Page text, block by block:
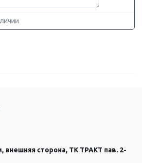
внешняя сторона, ТК ТРАКТ пав. 2-